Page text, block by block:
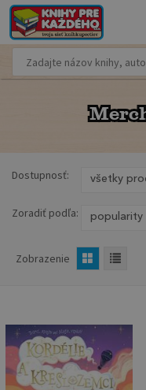
Dostupnosť:
Zoradiť podľa:
Zobrazenie